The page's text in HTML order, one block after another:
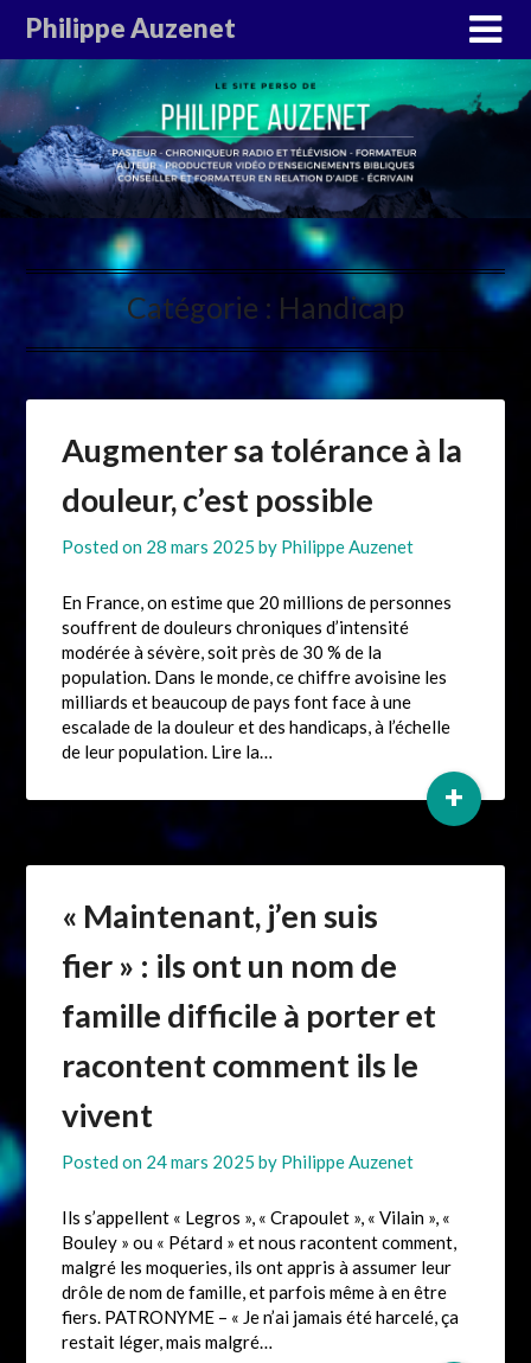
Philippe Auzenet
Catégorie : Handicap
Augmenter sa tolérance à la
douleur, c’est possible
Posted on 28 mars 2025 by Philippe Auzenet
En France, on estime que 20 millions de personnes
souffrent de douleurs chroniques d’intensité
modérée à sévère, soit près de 30 % de la
population. Dans le monde, ce chiffre avoisine les
milliards et beaucoup de pays font face à une
escalade de la douleur et des handicaps, à l’échelle
de leur population. Lire la…
+
« Maintenant, j’en suis
fier » : ils ont un nom de
famille difficile à porter et
racontent comment ils le
vivent
Posted on 24 mars 2025 by Philippe Auzenet
Ils s’appellent « Legros », « Crapoulet », « Vilain », «
Bouley » ou « Pétard » et nous racontent comment,
malgré les moqueries, ils ont appris à assumer leur
drôle de nom de famille, et parfois même à en être
fiers. PATRONYME – « Je n’ai jamais été harcelé, ça
restait léger, mais malgré…